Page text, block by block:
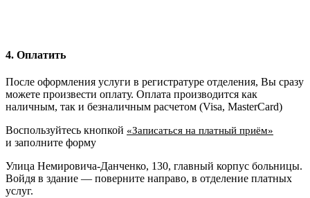
4. Оплатить
После оформления услуги в регистратуре отделения, Вы сразу
можете произвести оплату. Оплата производится как
наличным, так и безналичным расчетом (Visa, MasterCard)
Воспользуйтесь кнопкой «Записаться на платный приём»
и заполните форму
Улица Немировича-Данченко, 130, главный корпус больницы.
Войдя в здание — поверните направо, в отделение платных
услуг.